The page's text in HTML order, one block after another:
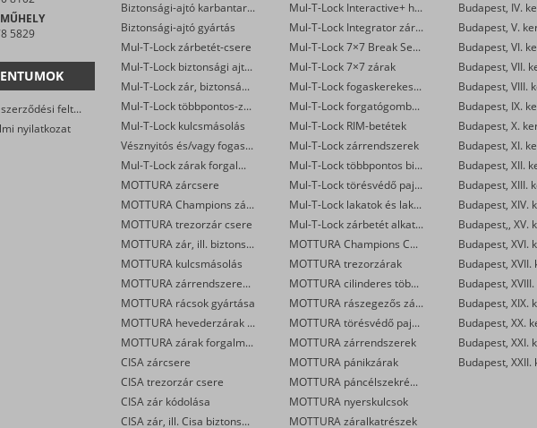
5829
Általános szerződési feltételek
nyilatkozat
Biztonsági-ajtó karbantartás
Biztonsági-ajtó gyártás
Mul-T-Lock zárbetét-csere
Mul-T-Lock biztonsági ajtó szervizelése
Mul-T-Lock zár, biztonsági ajtó nyitása
Mul-T-Lock többpontos-zár csere
Mul-T-Lock kulcsmásolás
Vésznyitós és/vagy fogaskerekes Mul-T-Lock zárak készítése
Mul-T-Lock zárak forgalmazása
MOTTURA zárcsere
MOTTURA Champions zárbetét-csere
MOTTURA trezorzár csere
MOTTURA zár, ill. biztonsági ajtó nyitása
MOTTURA kulcsmásolás
MOTTURA zárrendszerek gyártása
MOTTURA rácsok gyártása
MOTTURA hevederzárak és egyéb zárak szerelése
MOTTURA zárak forgalmazása
CISA zárcsere
CISA trezorzár csere
CISA zár kódolása
CISA zár, ill. Cisa biztonsági ajtó nyitása
Mul-T-Lock Interactive+ hengerzár-betétek
Mul-T-Lock Integrator zárbetétek
Mul-T-Lock 7×7 Break Secure hengerzárbetétek
Mul-T-Lock 7×7 zárak
Mul-T-Lock fogaskerekes zárbetétek
Mul-T-Lock forgatógombos zárbetétek
Mul-T-Lock RIM-betétek
Mul-T-Lock zárrendszerek
Mul-T-Lock többpontos biztonsági ajtó zár
Mul-T-Lock törésvédő pajzsok
Mul-T-Lock lakatok és lakatpántok
Mul-T-Lock zárbetét alkatrészek
MOTTURA Champions C28/29 zárbetétek
MOTTURA trezorzárak
MOTTURA cilinderes többpontos zárak
MOTTURA rászegezős zárak
MOTTURA törésvédő pajzsok
MOTTURA zárrendszerek
MOTTURA pánikzárak
MOTTURA páncélszekrények
MOTTURA nyerskulcsok
MOTTURA záralkatrészek
Budapest, IV.
Budapest, V.
Budapest, VI.
Budapest, VII.
Budapest, VIII.
Budapest, IX.
Budapest, X.
Budapest, XI.
Budapest, XII.
Budapest, XIII.
Budapest, XIV.
Budapest,, XV.
Budapest, XVI.
Budapest, XVII.
Budapest,
Budapest, XIX.
Budapest, XX.
Budapest, XXI.
Budapest, XXII.